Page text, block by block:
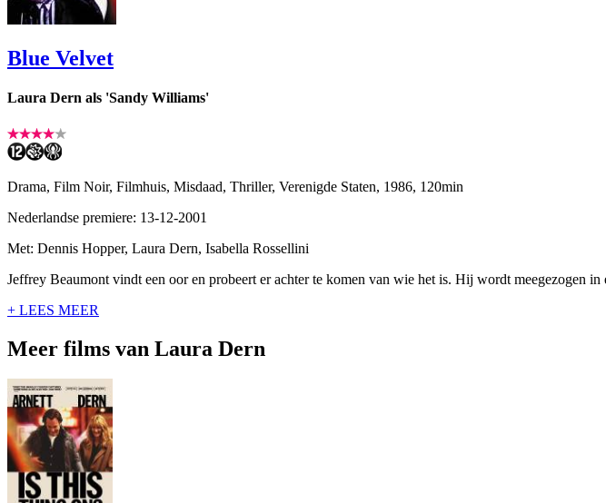
Blue Velvet
Laura Dern als 'Sandy Williams'
Drama, Film Noir, Filmhuis, Misdaad, Thriller, Verenigde Staten, 1986, 120min
Nederlandse premiere: 13-12-2001
Met: Dennis Hopper, Laura Dern, Isabella Rossellini
Jeffrey Beaumont vindt een oor en probeert er achter te komen van wie het is. Hij wordt meegezogen
+ LEES MEER
Meer films van Laura Dern